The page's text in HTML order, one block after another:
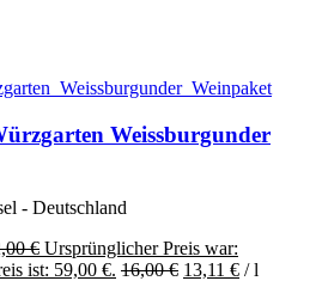
Weissburgunder
- Deutschland
€ Ursprünglicher Preis war:
ist: 59,00 €. 16,00€ 13,11 € /l